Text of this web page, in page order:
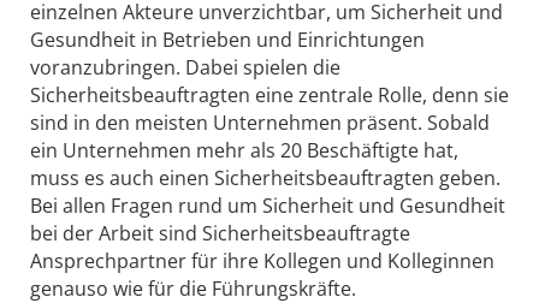
einzelnen Akteure unverzichtbar, um Sicherheit und
Gesundheit in Betrieben und Einrichtungen
voranzubringen. Dabei spielen die
Sicherheitsbeauftragten eine zentrale Rolle, denn sie
sind in den meisten Unternehmen präsent. Sobald
ein Unternehmen mehr als 20 Beschäftigte hat,
muss es auch einen Sicherheitsbeauftragten geben.
Bei allen Fragen rund um Sicherheit und Gesundheit
bei der Arbeit sind Sicherheitsbeauftragte
Ansprechpartner für ihre Kollegen und Kolleginnen
genauso wie für die Führungskräfte.